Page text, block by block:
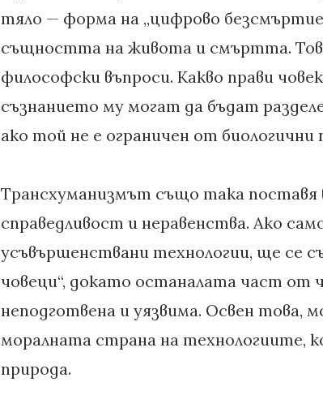
тяло — форма на „цифрово
същността на живота и смъртта.
философски въпроси. Какво прави
съзнанието му могат да бъдат
ако той не е ограничен от биологични
Трансхуманизмът също така поставя
справедливост и неравенства. Ако
усъвършенствани технологии, ще се
човеци“, докато останалата част от
неподготвена и уязвима. Освен това,
моралната страна на технологиите,
природа.